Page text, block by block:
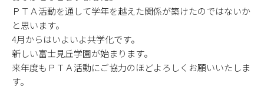
ＰＴＡ活動を通して学年を越えた関係が築けたのではないか
と思います。
4月からはいよいよ共学化です。
新しい富士見丘学園が始まります。
来年度もＰＴＡ活動にご協力のほどよろしくお願いいたしま
す。